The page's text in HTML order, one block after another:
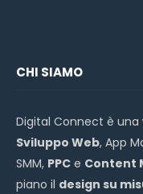
CHI SIAMO
Digital Connect è una
Sviluppo Web, App
SMM, PPC e Content
piano il design su